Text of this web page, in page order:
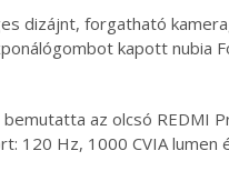
dizájnt, forgatható
kapott nubia
bemutatta az olcsó REDMI
120 Hz, 1000 CVIA lumen